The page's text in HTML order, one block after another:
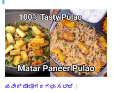
ಪನೀರ್ ಮೇಲೋಗರಗಳು ಸಬ್ಜಿ